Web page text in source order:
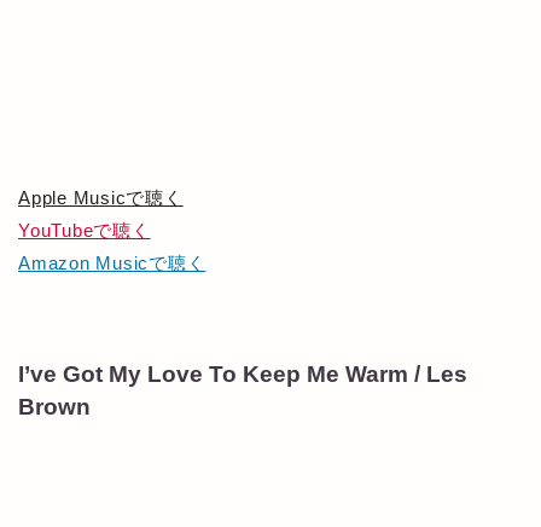
Apple Musicで聴く
YouTubeで聴く
Amazon Musicで聴く
I’ve Got My Love To Keep Me Warm / Les
Brown